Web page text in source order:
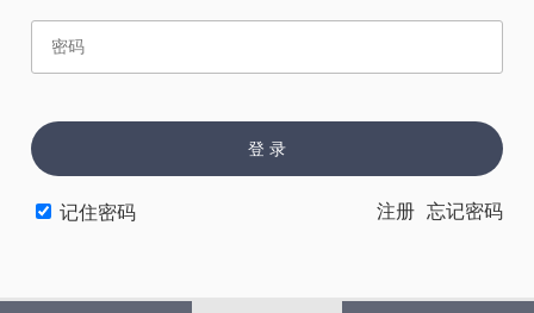
赏 催 票
登 录
记住密码 忘记密码
注册